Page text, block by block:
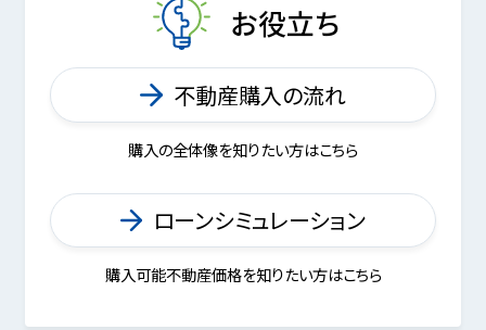
お役立ち
不動産購入の流れ
購入の全体像を知りたい方はこちら
ローンシミュレーション
購入可能不動産価格を知りたい方はこちら